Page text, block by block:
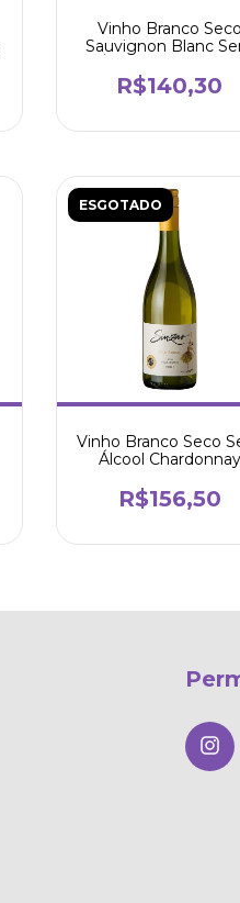
Vinho Branco Seco
Sauvignon Blanc
Argenta
R$140,30
ESGOTADO
Vinho Branco Seco
Álcool Chardonnay
R$156,50